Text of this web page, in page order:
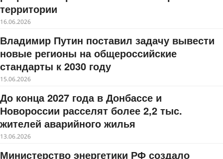
территории
16.06.2026
Владимир Путин поставил задачу вывести
новые регионы на общероссийские
стандарты к 2030 году
15.06.2026
До конца 2027 года в Донбассе и
Новороссии расселят более 2,2 тыс.
жителей аварийного жилья
13.06.2026
Министерство энергетики РФ создало